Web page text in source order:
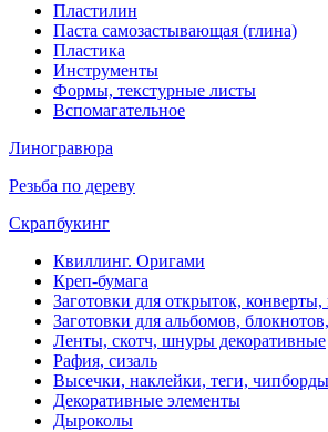
Пластилин
Паста самозастывающая (глина)
Пластика
Инструменты
Формы, текстурные листы
Вспомагательное
Линогравюра
Резьба по дереву
Скрапбукинг
Квиллинг. Оригами
Креп-бумага
Заготовки для открыток, конверты,
Заготовки для альбомов,
Ленты, скотч, шнуры декоративные
Рафия, сизаль
Высечки, наклейки, теги, чипборды
Декоративные элементы
Дыроколы